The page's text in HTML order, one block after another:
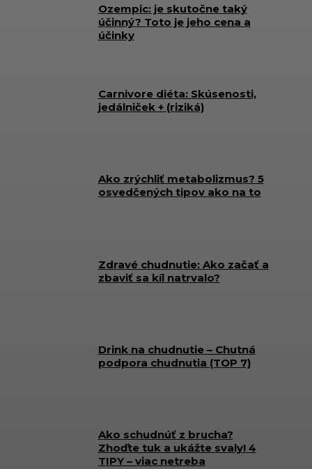
Ozempic: je skutočne taký
účinný? Toto je jeho cena a
účinky
Carnivore diéta: Skúsenosti,
jedálniček + (riziká)
Ako zrýchliť metabolizmus? 5
osvedčených tipov ako na to
Zdravé chudnutie: Ako začať a
zbaviť sa kíl natrvalo?
Drink na chudnutie – Chutná
podpora chudnutia (TOP 7)
Ako schudnúť z brucha?
Zhoďte tuk a ukážte svaly! 4
TIPY – viac netreba